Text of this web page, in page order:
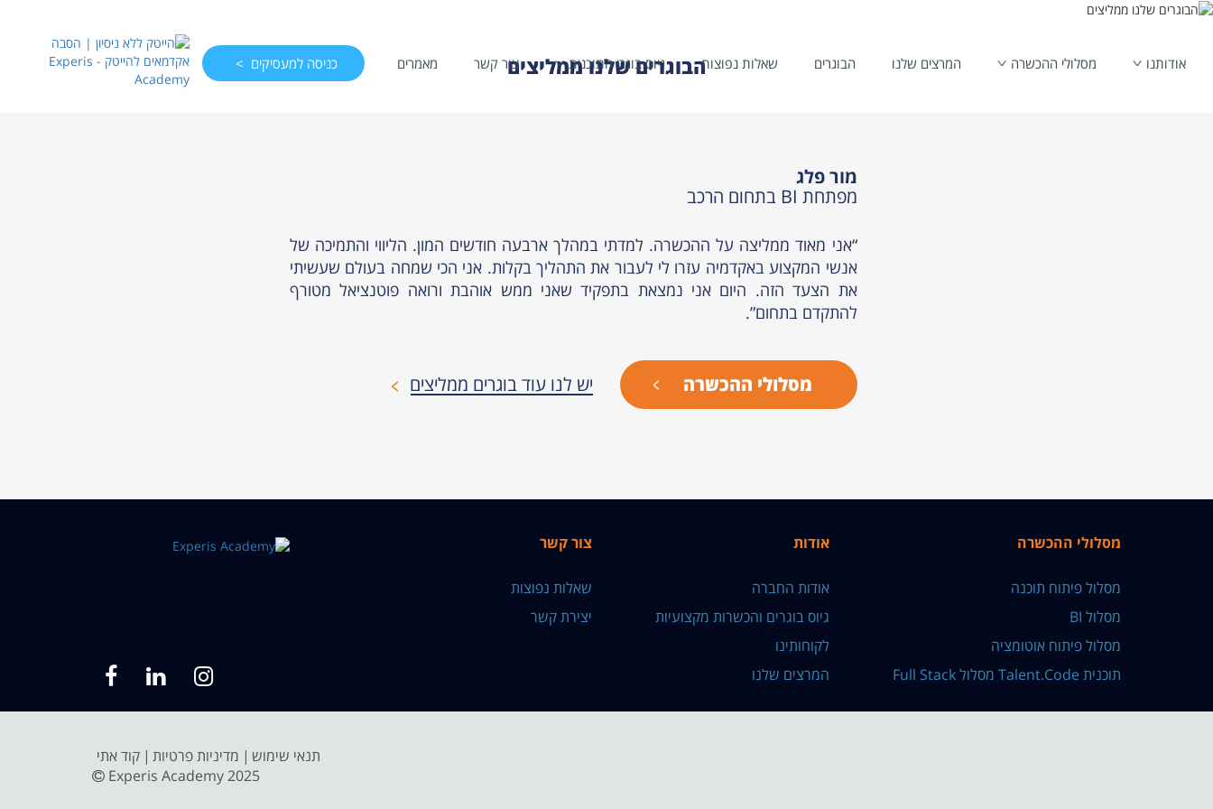
אודותנו מסלולי ההכשרה המרצים שלנו הבוגרים שאלות נפוצות גיוס בוגרי התוכנית צור קשר מאמרים כניסה למעסיקים הבוגרים שלנו ממליצים
מור פלג
מפתחת BI בתחום הרכב
“אני מאוד ממליצה על ההכשרה. למדתי במהלך ארבעה חודשים המון. הליווי והתמיכה של
אנשי המקצוע באקדמיה עזרו לי לעבור את התהליך בקלות. אני הכי שמחה בעולם שעשיתי
את הצעד הזה. היום אני נמצאת בתפקיד שאני ממש אוהבת ורואה פוטנציאל מטורף
להתקדם בתחום”.
מסלולי ההכשרה יש לנו עוד בוגרים ממליצים
מסלולי ההכשרה
מסלול פיתוח תוכנה
מסלול BI
מסלול פיתוח אוטומציה
תוכנית Talent.Code מסלול Full Stack
אודות
אודות החברה
גיוס בוגרים והכשרות מקצועיות
לקוחותינו
המרצים שלנו
צור קשר
שאלות נפוצות
יצירת קשר
תנאי שימוש מדיניות פרטיות
קוד אתי
Experis Academy 2025